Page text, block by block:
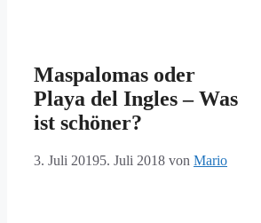
Maspalomas oder
Playa del Ingles – Was
ist schöner?
3. Juli 20195. Juli 2018 von Mario